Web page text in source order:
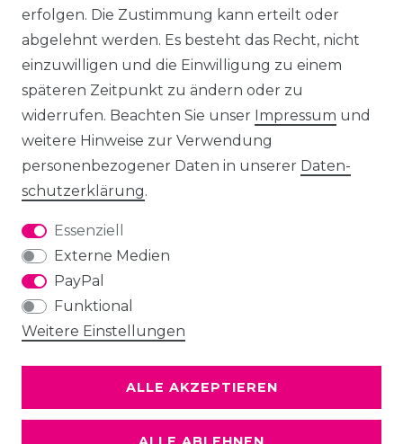
erfolgen. Die Zustimmung kann erteilt oder
abgelehnt werden. Es besteht das Recht, nicht
einzuwilligen und die Einwilligung zu einem
späteren Zeitpunkt zu ändern oder zu
widerrufen. Beachten Sie unser Impressum und
weitere Hinweise zur Verwendung
personenbezogener Daten in unserer Daten­
schutz­erklärung.
Essenziell
Externe Medien
PayPal
Funktional
Weitere Einstellungen
ALLE AKZEPTIEREN